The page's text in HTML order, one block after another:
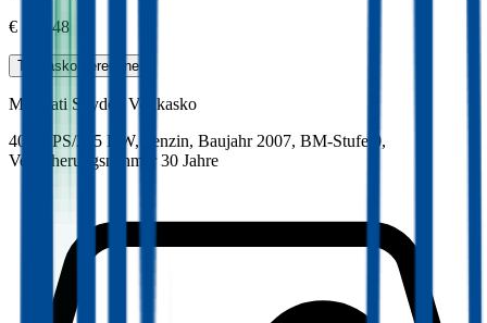
€ 326,48
Teilkasko berechnen
Maserati Spyder, Vollkasko
400.9 PS/295 KW, benzin, Baujahr 2007, BM-Stufe 0,
Versicherungsnehmer 30 Jahre